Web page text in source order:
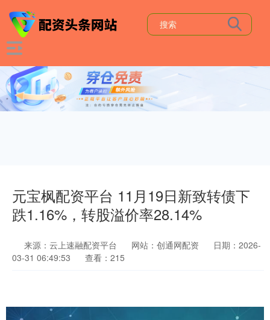
元宝枫配资平台 11月19日新致转债下
跌1.16%，转股溢价率28.14%
来源：云上速融配资平台 网站：创通网配资
日期：2026-
03-31 06:49:53
查看：215